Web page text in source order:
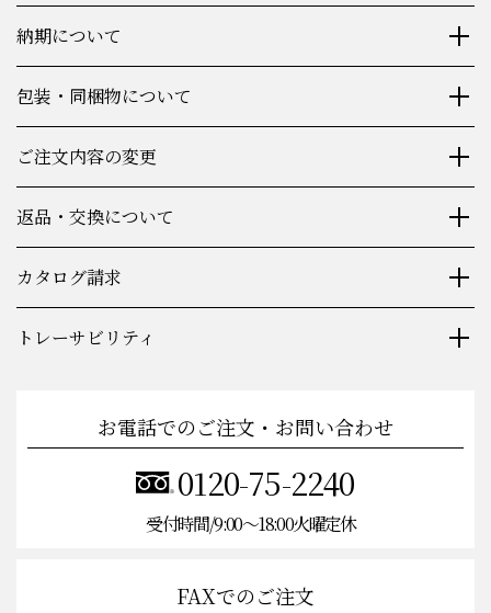
納期について
包装・同梱物について
ご注文内容の変更
返品・交換について
カタログ請求
トレーサビリティ
お電話でのご注文・お問い合わせ
0120-75-2240
受付時間/9:00〜18:00火曜定休
FAXでのご注文